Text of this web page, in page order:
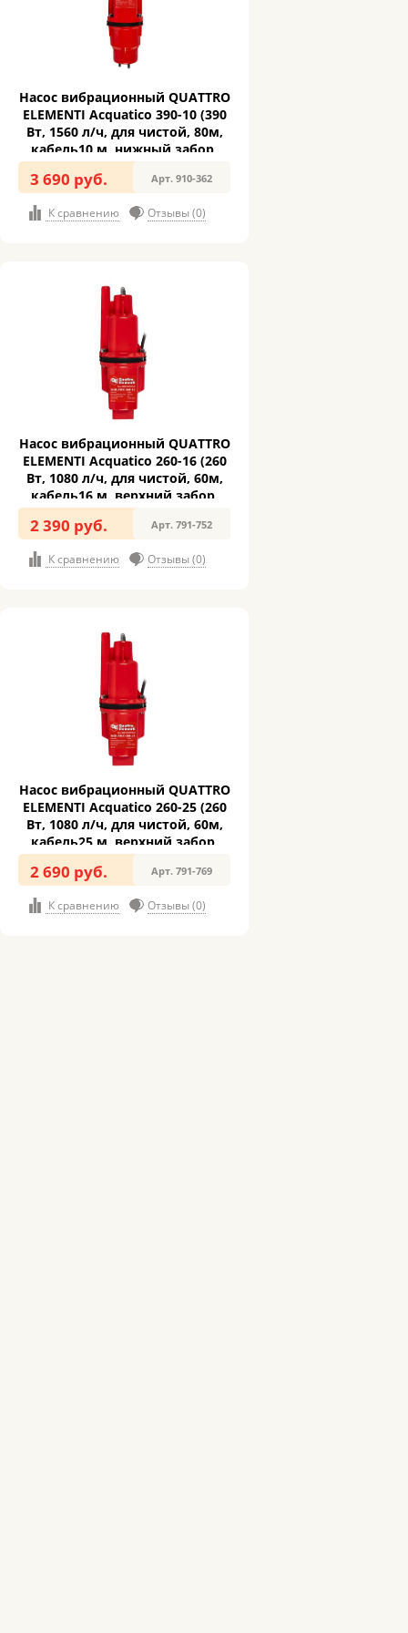
Насос вибрационный QUATTRO
ELEMENTI Acquatico 390-10 (390
Вт, 1560 л/ч, для чистой, 80м,
кабель10 м, нижный забор,
3,2кг) (910-362)
3 690 руб. Арт. 910-362
К сравнению Отзывы (0)
Насос вибрационный QUATTRO
ELEMENTI Acquatico 260-16 (260
Вт, 1080 л/ч, для чистой, 60м,
кабель16 м, верхний забор,
3,2кг) (791-752)
2 390 руб. Арт. 791-752
К сравнению Отзывы (0)
Насос вибрационный QUATTRO
ELEMENTI Acquatico 260-25 (260
Вт, 1080 л/ч, для чистой, 60м,
кабель25 м, верхний забор,
3,2кг) (791-769)
2 690 руб. Арт. 791-769
К сравнению Отзывы (0)